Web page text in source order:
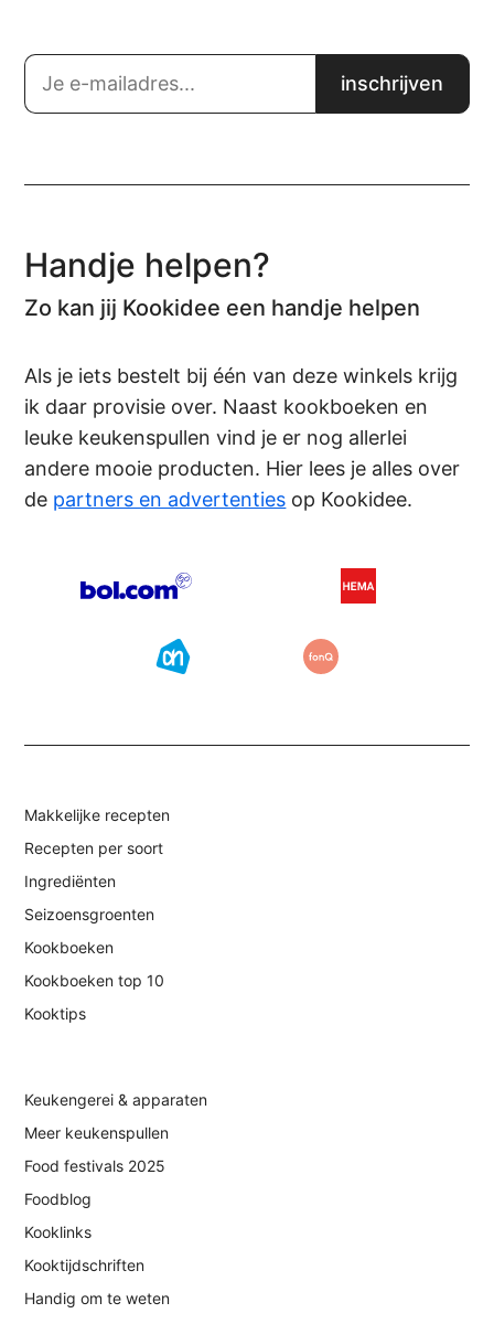
Handje helpen?
Zo kan jij Kookidee een handje helpen
Als je iets bestelt bij één van deze winkels krijg
ik daar provisie over. Naast kookboeken en
leuke keukenspullen vind je er nog allerlei
andere mooie producten. Hier lees je alles over
de partners en advertenties op Kookidee.
Makkelijke recepten
Recepten per soort
Ingrediënten
Seizoensgroenten
Kookboeken
Kookboeken top 10
Kooktips
Keukengerei & apparaten
Meer keukenspullen
Food festivals 2025
Foodblog
Kooklinks
Kooktijdschriften
Handig om te weten